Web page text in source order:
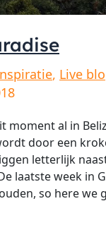
, Live
moment al in
door een
letterlijk
laatste week in
so here we